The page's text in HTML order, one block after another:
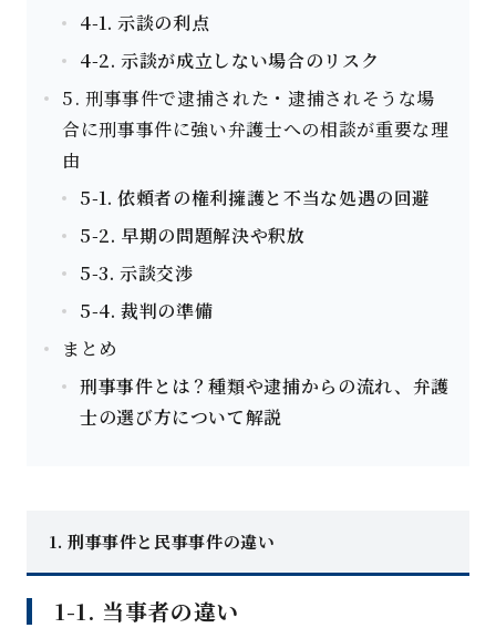
4-1. 示談の利点
4-2. 示談が成立しない場合のリスク
5. 刑事事件で逮捕された・逮捕されそうな場
合に刑事事件に強い弁護士への相談が重要な理
由
5-1. 依頼者の権利擁護と不当な処遇の回避
5-2. 早期の問題解決や釈放
5-3. 示談交渉
5-4. 裁判の準備
まとめ
刑事事件とは？種類や逮捕からの流れ、弁護
士の選び方について解説
1. 刑事事件と民事事件の違い
1-1. 当事者の違い